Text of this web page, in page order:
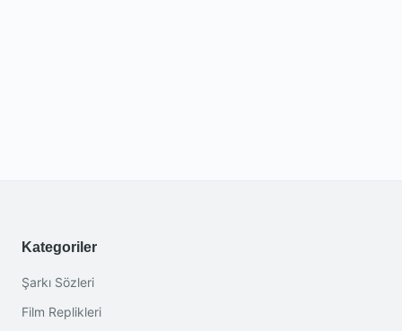
Kategoriler
Şarkı Sözleri
Film Replikleri